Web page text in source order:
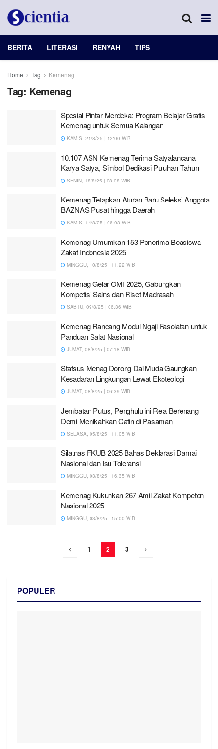
BERITA LITERASI RENYAH TIPS
Home Tag Kemenag
Tag: Kemenag
Spesial Pintar Merdeka: Program Belajar Gratis
Kemenag untuk Semua Kalangan
KAMIS, 21/8/25 | 12:00 WIB
10.107 ASN Kemenag Terima Satyalancana
Karya Satya, Simbol Dedikasi Puluhan Tahun
SENIN, 18/8/25 | 08:08 WIB
Kemenag Tetapkan Aturan Baru Seleksi Anggota
BAZNAS Pusat hingga Daerah
KAMIS, 14/8/25 | 06:03 WIB
Kemenag Umumkan 153 Penerima Beasiswa
Zakat Indonesia 2025
MINGGU, 10/8/25 | 11:22 WIB
Kemenag Gelar OMI 2025, Gabungkan
Kompetisi Sains dan Riset Madrasah
SABTU, 09/8/25 | 06:36 WIB
Kemenag Rancang Modul Ngaji Fasolatan untuk
Panduan Salat Nasional
JUMAT, 08/8/25 | 07:18 WIB
Stafsus Menag Dorong Dai Muda Gaungkan
Kesadaran Lingkungan Lewat Ekoteologi
JUMAT, 08/8/25 | 06:39 WIB
Jembatan Putus, Penghulu ini Rela Berenang
Demi Menikahkan Catin di Pasaman
SELASA, 05/8/25 | 11:05 WIB
Silatnas FKUB 2025 Bahas Deklarasi Damai
Nasional dan Isu Toleransi
MINGGU, 03/8/25 | 16:35 WIB
Kemenag Kukuhkan 267 Amil Zakat Kompeten
Nasional 2025
MINGGU, 03/8/25 | 15:00 WIB
1 2 3
POPULER